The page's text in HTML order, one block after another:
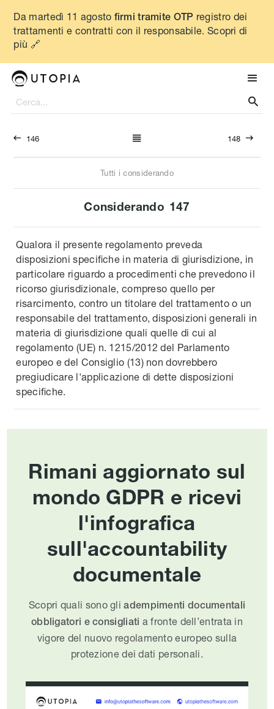
Da martedì 11 agosto firmi tramite OTP registro dei
trattamenti e contratti con il responsabile. Scopri di
più 🔗

 146  148 
Tutti i considerando
Considerando 147
Qualora il presente regolamento preveda
disposizioni specifiche in materia di giurisdizione, in
particolare riguardo a procedimenti che prevedono il
ricorso giurisdizionale, compreso quello per
risarcimento, contro un titolare del trattamento o un
responsabile del trattamento, disposizioni generali in
materia di giurisdizione quali quelle di cui al
regolamento (UE) n. 1215/2012 del Parlamento
europeo e del Consiglio (13) non dovrebbero
pregiudicare l'applicazione di dette disposizioni
specifiche.
Rimani aggiornato sul
mondo GDPR e ricevi
l'infografica
sull'accountability
documentale
Scopri quali sono gliadempimenti documentali
obbligatori e consigliati a fronte dell’entrata in
vigore del nuovo regolamento europeo sulla
protezione dei dati personali.